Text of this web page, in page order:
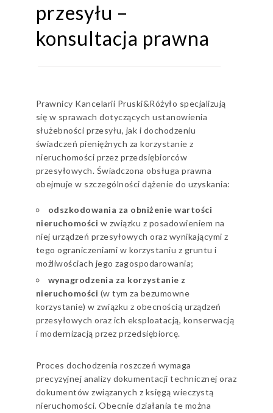
przesyłu –
konsultacja prawna
Prawnicy Kancelarii Pruski&Różyło specjalizują
się w sprawach dotyczących ustanowienia
służebności przesyłu, jak i dochodzeniu
świadczeń pieniężnych za korzystanie z
nieruchomości przez przedsiębiorców
przesyłowych. Świadczona obsługa prawna
obejmuje w szczególności dążenie do uzyskania:
odszkodowania za obniżenie wartości
nieruchomości w związku z posadowieniem na
niej urządzeń przesyłowych oraz wynikającymi z
tego ograniczeniami w korzystaniu z gruntu i
możliwościach jego zagospodarowania;
wynagrodzenia za korzystanie z
nieruchomości (w tym za bezumowne
korzystanie) w związku z obecnością urządzeń
przesyłowych oraz ich eksploatacją, konserwacją
i modernizacją przez przedsiębiorcę.
Proces dochodzenia roszczeń wymaga
precyzyjnej analizy dokumentacji technicznej oraz
dokumentów związanych z księgą wieczystą
nieruchomości. Obecnie działania te można